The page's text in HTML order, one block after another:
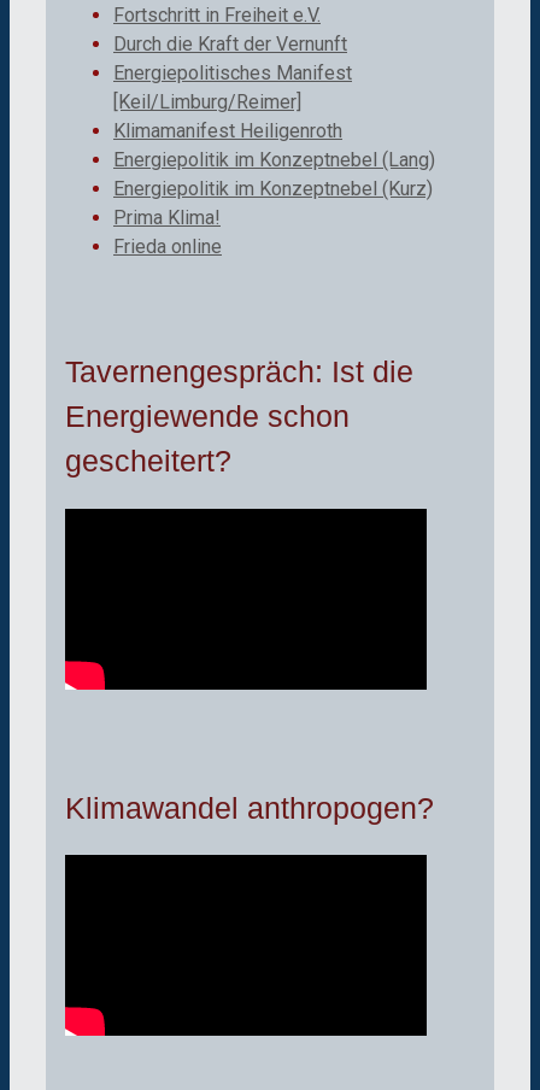
Fortschritt in Freiheit e.V.
Durch die Kraft der Vernunft
Energiepolitisches Manifest
[Keil/Limburg/Reimer]
Klimamanifest Heiligenroth
Energiepolitik im Konzeptnebel (Lang)
Energiepolitik im Konzeptnebel (Kurz)
Prima Klima!
Frieda online
Tavernengespräch: Ist die
Energiewende schon
gescheitert?
Klimawandel anthropogen?